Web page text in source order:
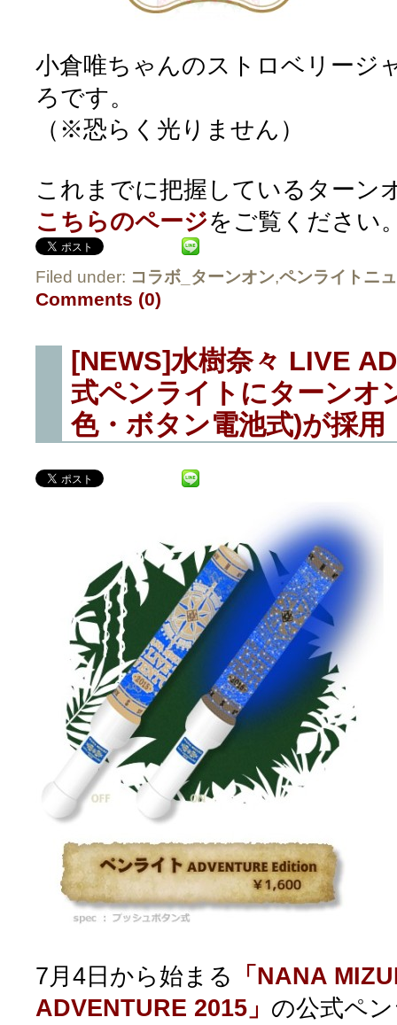
小倉唯ちゃんのストロベリージ
ろです。
（※恐らく光りません）
これまでに把握しているターン
こちらのページをご覧ください
Filed under: コラボ_ターンオン,ペンライトニ
Comments (0)
[NEWS]水樹奈々 LIVE
式ペンライトにターンオ
色・ボタン電池式)が採用
7月4日から始まる
「NANA
ADVENTURE 2015」 の公式ペ